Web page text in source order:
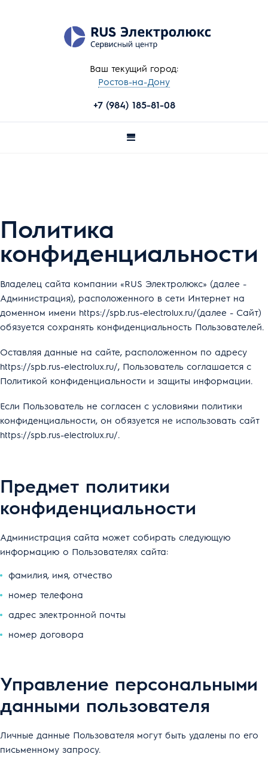
Ваш текущий город:
Ростов-на-Дону
+7 (984) 185-81-08
Политика
конфиденциальности
Владелец сайта компании «RUS Электролюкс» (далее -
Администрация), расположенного в сети Интернет на
доменном имени https://spb.rus-electrolux.ru/(далее - Сайт)
обязуется сохранять конфиденциальность Пользователей.
Оставляя данные на сайте, расположенном по адресу
https://spb.rus-electrolux.ru/, Пользователь соглашается с
Политикой конфиденциальности и защиты информации.
Если Пользователь не согласен с условиями политики
конфиденциальности, он обязуется не использовать сайт
https://spb.rus-electrolux.ru/.
Предмет политики
конфиденциальности
Администрация сайта может собирать следующую
информацию о Пользователях сайта:
фамилия, имя, отчество
номер телефона
адрес электронной почты
номер договора
Управление персональными
данными пользователя
Личные данные Пользователя могут быть удалены по его
письменному запросу.